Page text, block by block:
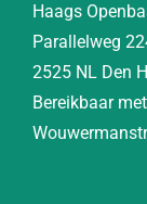
Haags
Parallelweg
2525 NL Den
Bereikbaar